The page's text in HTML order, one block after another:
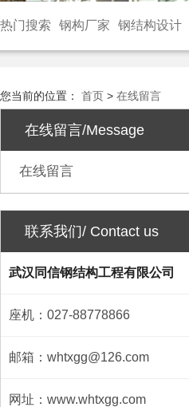
热门搜索 钢构厂家 钢结构设计
您当前的位置： 首页 > 在线留言
在线留言/Message
在线留言
联系我们/ Contact us
武汉同信钢结构工程有限公司
座机：027-88778866
邮箱：whtxgg@126.com
网址：www.whtxgg.com